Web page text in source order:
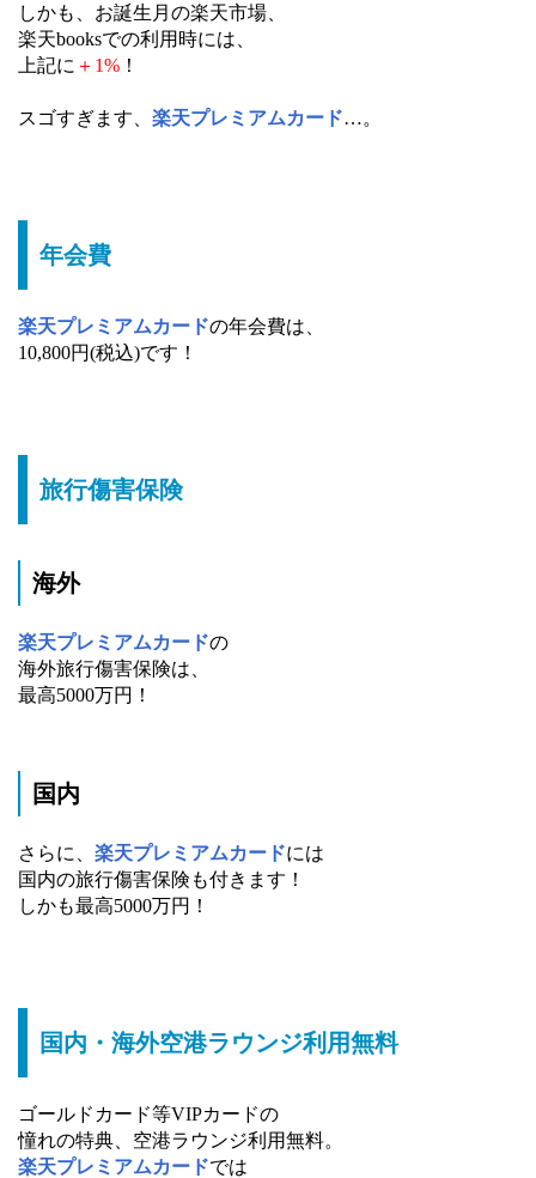
しかも、お誕生月の楽天市場、
楽天booksでの利用時には、
上記に ＋1% ！
スゴすぎます、 楽天プレミアムカード…。
年会費
楽天プレミアムカードの年会費は、
10,800円(税込)です！
旅行傷害保険
海外
楽天プレミアムカードの
海外旅行傷害保険は、
最高5000万円！
国内
さらに、 楽天プレミアムカードには
国内の旅行傷害保険も付きます！
しかも最高5000万円！
国内・海外空港ラウンジ利用無料
ゴールドカード等VIPカードの
憧れの特典、空港ラウンジ利用無料。
楽天プレミアムカードでは